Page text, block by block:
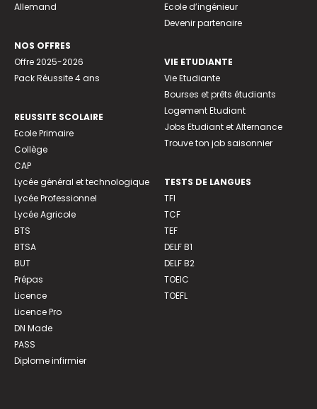
Allemand
NOS OFFRES
Offre 2025-2026
Pack Réussite 4 ans
REUSSITE SCOLAIRE
Ecole Primaire
Collège
CAP
Lycée général et technologique
Lycée Professionnel
Lycée Agricole
BTS
BTSA
BUT
Prépas
Licence
Licence Pro
DN Made
PASS
Diplome infirmier
Ecole d’ingénieur
Devenir partenaire
VIE ETUDIANTE
Vie Etudiante
Bourses et prêts étudiants
Logement Etudiant
Jobs Etudiant et Alternance
Trouve ton job saisonnier
TESTS DE LANGUES
TFI
TCF
TEF
DELF B1
DELF B2
TOEIC
TOEFL